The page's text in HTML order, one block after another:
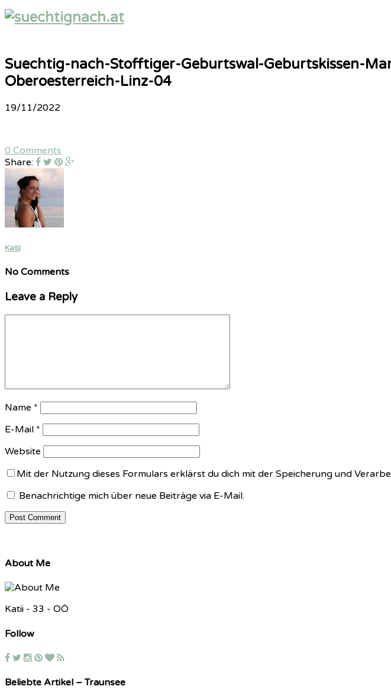
Suechtig-nach-Stofftiger-Geburtswal-Geburtskissen-
Oberoesterreich-Linz-04
19/11/2022
0 Comments
Share:
Katii
No Comments
Leave a Reply
Name *
E-Mail *
Website
Mit der Nutzung dieses Formulars erklärst du dich mit der Speicherung und
Benachrichtige mich über neue Beiträge via E-Mail.
About Me
Katii - 33 - OÖ
Follow
Beliebte Artikel – Traunsee